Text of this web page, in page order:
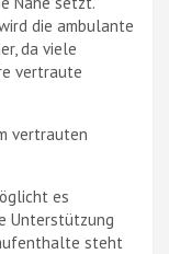
die ambulante
da viele
vertraute
vertrauten
es
Unterstützung
steht